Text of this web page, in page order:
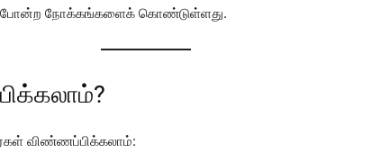
போன்ற நோக்கங்களைக் கொண்டுள்ளது.
விண்ணப்பிக்கலாம்: